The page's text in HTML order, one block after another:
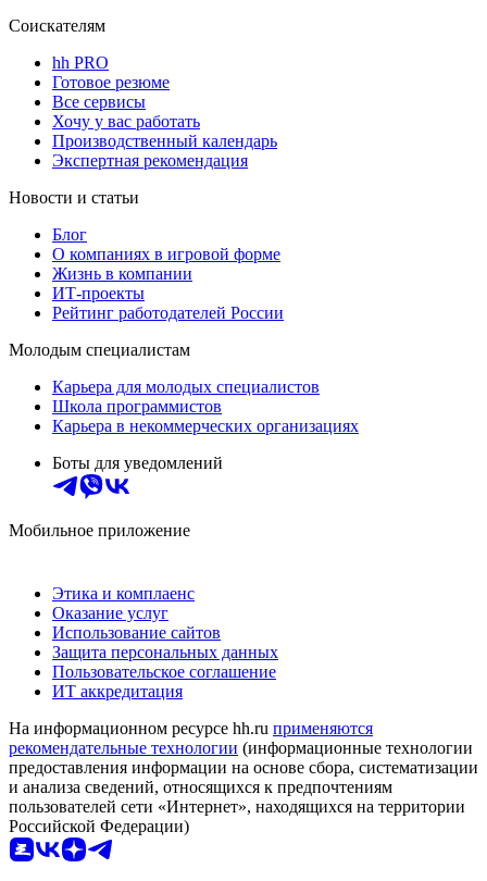
Соискателям
hh PRO
Готовое резюме
Все сервисы
Хочу у вас работать
Производственный календарь
Экспертная рекомендация
Новости и статьи
Блог
О компаниях в игровой форме
Жизнь в компании
ИТ-проекты
Рейтинг работодателей России
Молодым специалистам
Карьера для молодых специалистов
Школа программистов
Карьера в некоммерческих организациях
Боты для уведомлений
Мобильное приложение
Этика и комплаенс
Оказание услуг
Использование сайтов
Защита персональных данных
Пользовательское соглашение
ИТ аккредитация
На информационном ресурсе hh.ru применяются
рекомендательные технологии (информационные технологии
предоставления информации на основе сбора, систематизации
и анализа сведений, относящихся к предпочтениям
пользователей сети «Интернет», находящихся на территории
Российской Федерации)